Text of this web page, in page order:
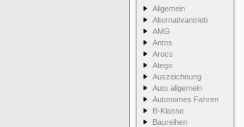
Allgemein
Alternativantrieb
AMG
Antos
Arocs
Atego
Auszeichnung
Auto allgemein
Autonomes Fahren
B-Klasse
Baureihen